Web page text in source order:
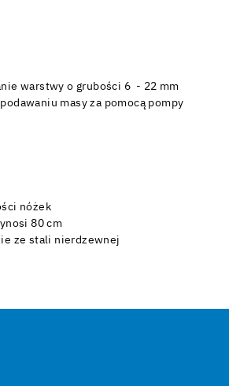
warstwy o grubości 6 - 22 mm
masy za pomocą pompy
nóżek
80 cm
ze stali nierdzewnej